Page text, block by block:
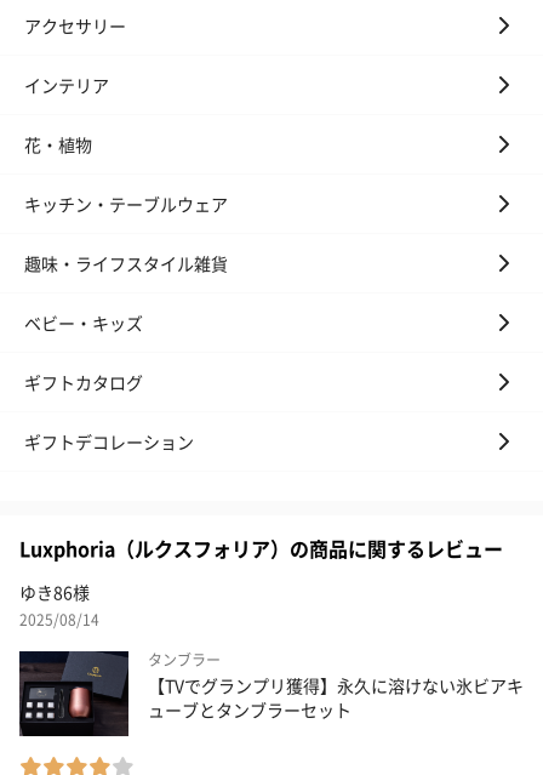
アクセサリー
インテリア
花・植物
キッチン・テーブルウェア
趣味・ライフスタイル雑貨
ベビー・キッズ
ギフトカタログ
ギフトデコレーション
Luxphoria（ルクスフォリア）の商品に関するレビュー
ゆき86様
2025/08/14
タンブラー
【TVでグランプリ獲得】永久に溶けない氷ビアキ
ューブとタンブラーセット